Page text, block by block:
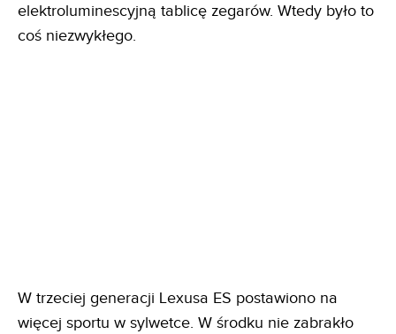
elektroluminescyjną tablicę zegarów. Wtedy było to
coś niezwykłego.
W trzeciej generacji Lexusa ES postawiono na
więcej sportu w sylwetce. W środku nie zabrakło